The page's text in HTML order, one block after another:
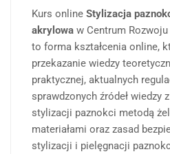
Kurs online Stylizacja
akrylowa w Centrum Rozwoju
to forma kształcenia online,
przekazanie wiedzy
praktycznej, aktualnych
sprawdzonych źródeł wiedzy
stylizacji paznokci metodą
materiałami oraz zasad
stylizacji i pielęgnacji